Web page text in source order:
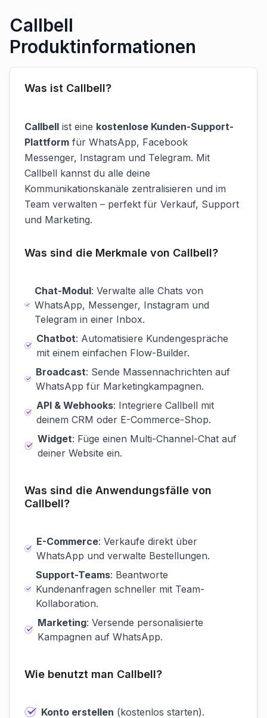
Callbell
Produktinformationen
Was ist Callbell?
Callbell ist eine kostenlose Kunden-Support-
Plattform für WhatsApp, Facebook
Messenger, Instagram und Telegram. Mit
Callbell kannst du alle deine
Kommunikationskanäle zentralisieren und im
Team verwalten – perfekt für Verkauf, Support
und Marketing.
Was sind die Merkmale von Callbell?
Chat-Modul: Verwalte alle Chats von
WhatsApp, Messenger, Instagram und
Telegram in einer Inbox.
Chatbot: Automatisiere Kundengespräche
mit einem einfachen Flow-Builder.
Broadcast: Sende Massennachrichten auf
WhatsApp für Marketingkampagnen.
API & Webhooks: Integriere Callbell mit
deinem CRM oder E-Commerce-Shop.
Widget: Füge einen Multi-Channel-Chat auf
deiner Website ein.
Was sind die Anwendungsfälle von
Callbell?
E-Commerce: Verkaufe direkt über
WhatsApp und verwalte Bestellungen.
Support-Teams: Beantworte
Kundenanfragen schneller mit Team-
Kollaboration.
Marketing: Versende personalisierte
Kampagnen auf WhatsApp.
Wie benutzt man Callbell?
Konto erstellen (kostenlos starten).